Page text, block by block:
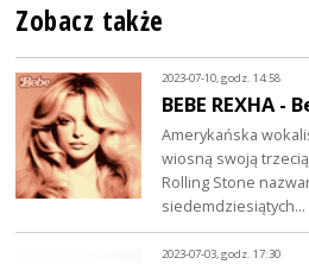
Zobacz także
2023-07-10, godz. 14:58
BEBE REXHA -
Amerykańska
wiosną swoją
Rolling Stone
siedemdziesiątych…
2023-07-03, godz. 17:30